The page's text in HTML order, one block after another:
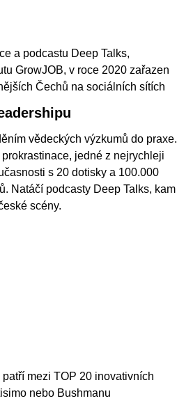
a podcastu Deep Talks,
GrowJOB, v roce 2020 zařazen
Čechů na sociálních sítích
vědeckých výzkumů do praxe.
jedné z nejrychleji
s 20 dotisky a 100.000
Natáčí podcasty Deep Talks, kam
scény.
mezi TOP 20 inovativních
nebo Bushmanu